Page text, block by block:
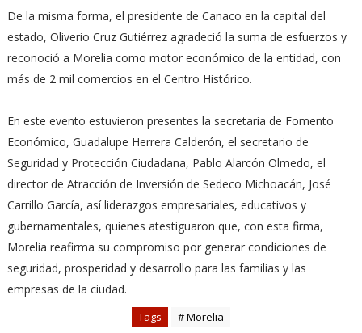
De la misma forma, el presidente de Canaco en la capital del
estado, Oliverio Cruz Gutiérrez agradeció la suma de esfuerzos y
reconoció a Morelia como motor económico de la entidad, con
más de 2 mil comercios en el Centro Histórico.
En este evento estuvieron presentes la secretaria de Fomento
Económico, Guadalupe Herrera Calderón, el secretario de
Seguridad y Protección Ciudadana, Pablo Alarcón Olmedo, el
director de Atracción de Inversión de Sedeco Michoacán, José
Carrillo García, así liderazgos empresariales, educativos y
gubernamentales, quienes atestiguaron que, con esta firma,
Morelia reafirma su compromiso por generar condiciones de
seguridad, prosperidad y desarrollo para las familias y las
empresas de la ciudad.
Tags # Morelia